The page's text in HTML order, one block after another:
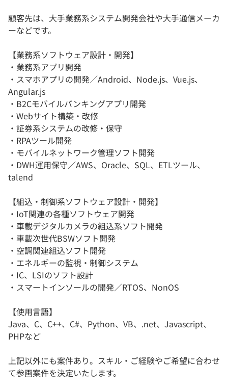
顧客先は、大手業務系システム開発会社や大手通信メーカ
ーなどです。
【業務系ソフトウェア設計・開発】
・業務系アプリ開発
・スマホアプリの開発／Android、Node.js、Vue.js、
Angular.js
・B2Cモバイルバンキングアプリ開発
・Webサイト構築・改修
・証券系システムの改修・保守
・RPAツール開発
・モバイルネットワーク管理ソフト開発
・DWH運用保守／AWS、Oracle、SQL、ETLツール、
talend
【組込・制御系ソフトウェア設計・開発】
・IoT関連の各種ソフトウェア開発
・車載デジタルカメラの組込系ソフト開発
・車載次世代BSWソフト開発
・空調関連組込ソフト開発
・エネルギーの監視・制御システム
・IC、LSIのソフト設計
・スマートインソールの開発／RTOS、NonOS
【使用言語】
Java、C、C++、C#、Python、VB、.net、Javascript、
PHPなど
上記以外にも案件あり。スキル・ご経験やご希望に合わせ
て参画案件を決定いたします。